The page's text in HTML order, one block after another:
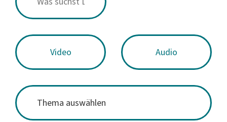
Video Audio